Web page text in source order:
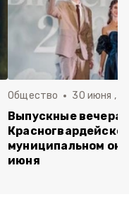
Общество 30 июня ,
Выпускные вечера
муниципальном
июня